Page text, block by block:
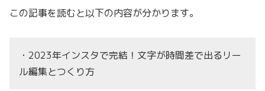
この記事を読むと以下の内容が分かります。
・2023年インスタで完結！文字が時間差で出るリー
ル編集とつくり方